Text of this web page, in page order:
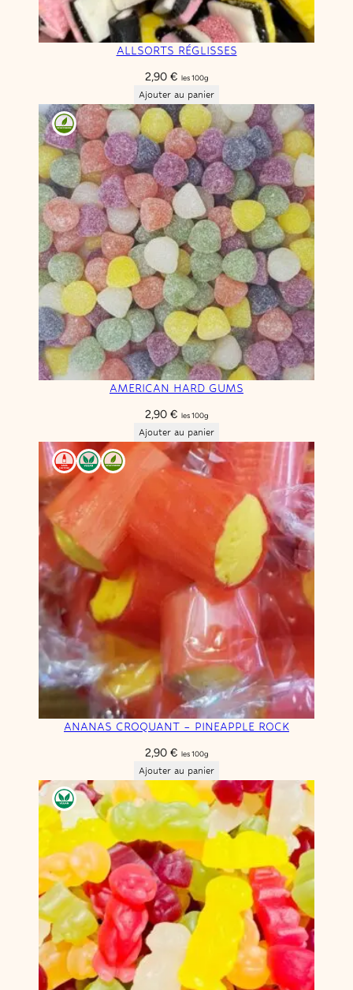
ALLSORTS RÉGLISSES
2,90 € les 100g
Ajouter au panier
AMERICAN HARD GUMS
2,90 € les 100g
Ajouter au panier
ANANAS CROQUANT – PINEAPPLE ROCK
2,90 € les 100g
Ajouter au panier